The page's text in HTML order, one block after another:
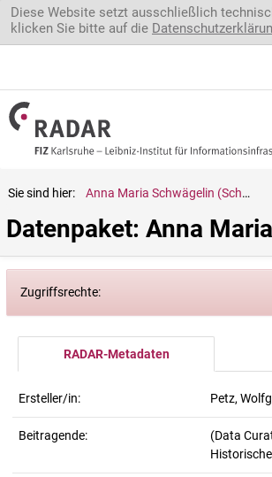
Direkt zum Inhalt
Diese Website setzt ausschließlich
klicken Sie bitte auf die
Sie sind hier: Anna Maria Schwägelin (Schwägele)
Datenpaket: Anna
Zugriffsrechte:
RADAR-Metadaten
Ersteller/in: Petz,
Beitragende:
(Data